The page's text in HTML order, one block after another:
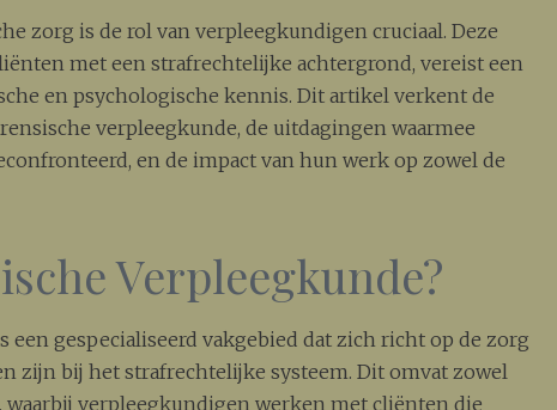
zorg is de rol van verpleegkundigen cruciaal. Deze
met een strafrechtelijke achtergrond, vereist een
en psychologische kennis. Dit artikel verkent de
verpleegkunde, de uitdagingen waarmee
en de impact van hun werk op zowel de
Verpleegkunde?
een gespecialiseerd vakgebied dat zich richt op de zorg
zijn bij het strafrechtelijke systeem. Dit omvat zowel
verpleegkundigen werken met cliënten die